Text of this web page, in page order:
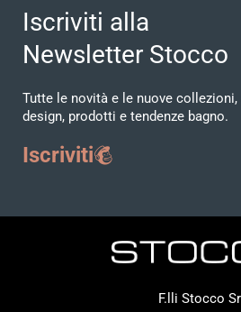
Iscriviti alla
Newsletter Stocco
Tutte le novità e le nuove
design, prodotti e tendenze bagno.
Iscriviti
F.lli Stocco Srl